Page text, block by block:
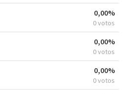
0,00%
0 votos
0,00%
0 votos
0,00%
0 votos